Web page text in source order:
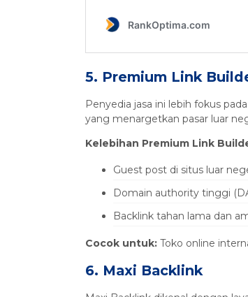
5. Premium Link
Penyedia jasa ini lebih fokus
yang menargetkan pasar luar
Kelebihan Premium Link
Guest post di situs luar
Domain authority tinggi
Backlink tahan lama dan
Cocok untuk: Toko online
6. Maxi Backlink